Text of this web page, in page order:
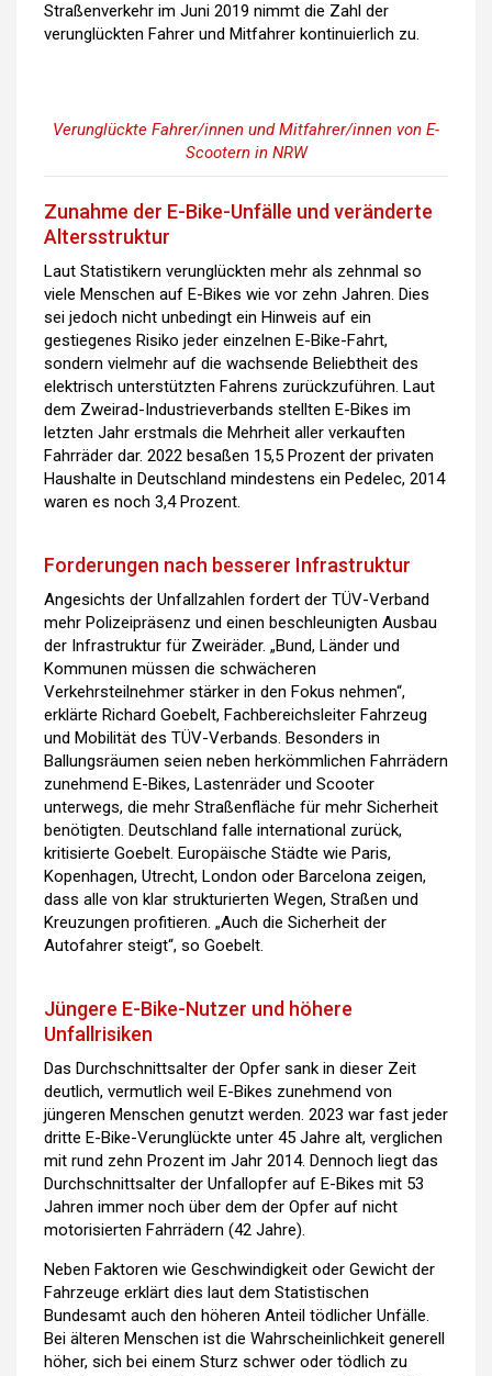
Straßenverkehr im Juni 2019 nimmt die Zahl der
verunglückten Fahrer und Mitfahrer kontinuierlich zu.
Verunglückte Fahrer/innen und Mitfahrer/innen von E-
Scootern in NRW
Zunahme der E-Bike-Unfälle und veränderte
Altersstruktur
Laut Statistikern verunglückten mehr als zehnmal so
viele Menschen auf E-Bikes wie vor zehn Jahren. Dies
sei jedoch nicht unbedingt ein Hinweis auf ein
gestiegenes Risiko jeder einzelnen E-Bike-Fahrt,
sondern vielmehr auf die wachsende Beliebtheit des
elektrisch unterstützten Fahrens zurückzuführen. Laut
dem Zweirad-Industrieverbands stellten E-Bikes im
letzten Jahr erstmals die Mehrheit aller verkauften
Fahrräder dar. 2022 besaßen 15,5 Prozent der privaten
Haushalte in Deutschland mindestens ein Pedelec, 2014
waren es noch 3,4 Prozent.
Forderungen nach besserer Infrastruktur
Angesichts der Unfallzahlen fordert der TÜV-Verband
mehr Polizeipräsenz und einen beschleunigten Ausbau
der Infrastruktur für Zweiräder. „Bund, Länder und
Kommunen müssen die schwächeren
Verkehrsteilnehmer stärker in den Fokus nehmen“,
erklärte Richard Goebelt, Fachbereichsleiter Fahrzeug
und Mobilität des TÜV-Verbands. Besonders in
Ballungsräumen seien neben herkömmlichen Fahrrädern
zunehmend E-Bikes, Lastenräder und Scooter
unterwegs, die mehr Straßenfläche für mehr Sicherheit
benötigten. Deutschland falle international zurück,
kritisierte Goebelt. Europäische Städte wie Paris,
Kopenhagen, Utrecht, London oder Barcelona zeigen,
dass alle von klar strukturierten Wegen, Straßen und
Kreuzungen profitieren. „Auch die Sicherheit der
Autofahrer steigt“, so Goebelt.
Jüngere E-Bike-Nutzer und höhere
Unfallrisiken
Das Durchschnittsalter der Opfer sank in dieser Zeit
deutlich, vermutlich weil E-Bikes zunehmend von
jüngeren Menschen genutzt werden. 2023 war fast jeder
dritte E-Bike-Verunglückte unter 45 Jahre alt, verglichen
mit rund zehn Prozent im Jahr 2014. Dennoch liegt das
Durchschnittsalter der Unfallopfer auf E-Bikes mit 53
Jahren immer noch über dem der Opfer auf nicht
motorisierten Fahrrädern (42 Jahre).
Neben Faktoren wie Geschwindigkeit oder Gewicht der
Fahrzeuge erklärt dies laut dem Statistischen
Bundesamt auch den höheren Anteil tödlicher Unfälle.
Bei älteren Menschen ist die Wahrscheinlichkeit generell
höher, sich bei einem Sturz schwer oder tödlich zu